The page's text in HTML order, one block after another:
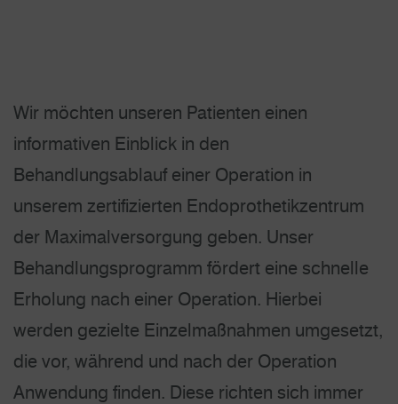
Wir möchten unseren Patienten einen
informativen Einblick in den
Behandlungsablauf einer Operation in
unserem zertifizierten Endoprothetikzentrum
der Maximalversorgung geben. Unser
Behandlungsprogramm fördert eine schnelle
Erholung nach einer Operation. Hierbei
werden gezielte Einzelmaßnahmen umgesetzt,
die vor, während und nach der Operation
Anwendung finden. Diese richten sich immer